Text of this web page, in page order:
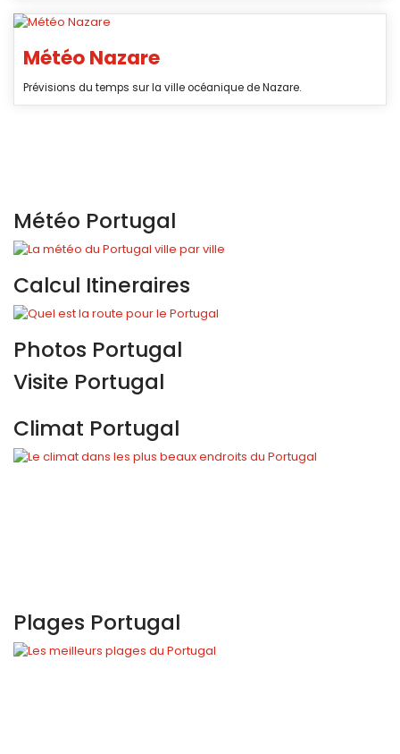
Météo Nazare
Prévisions du temps sur la ville océanique de Nazare.
Météo Portugal
Calcul Itineraires
Photos Portugal
Visite Portugal
Climat Portugal
Plages Portugal